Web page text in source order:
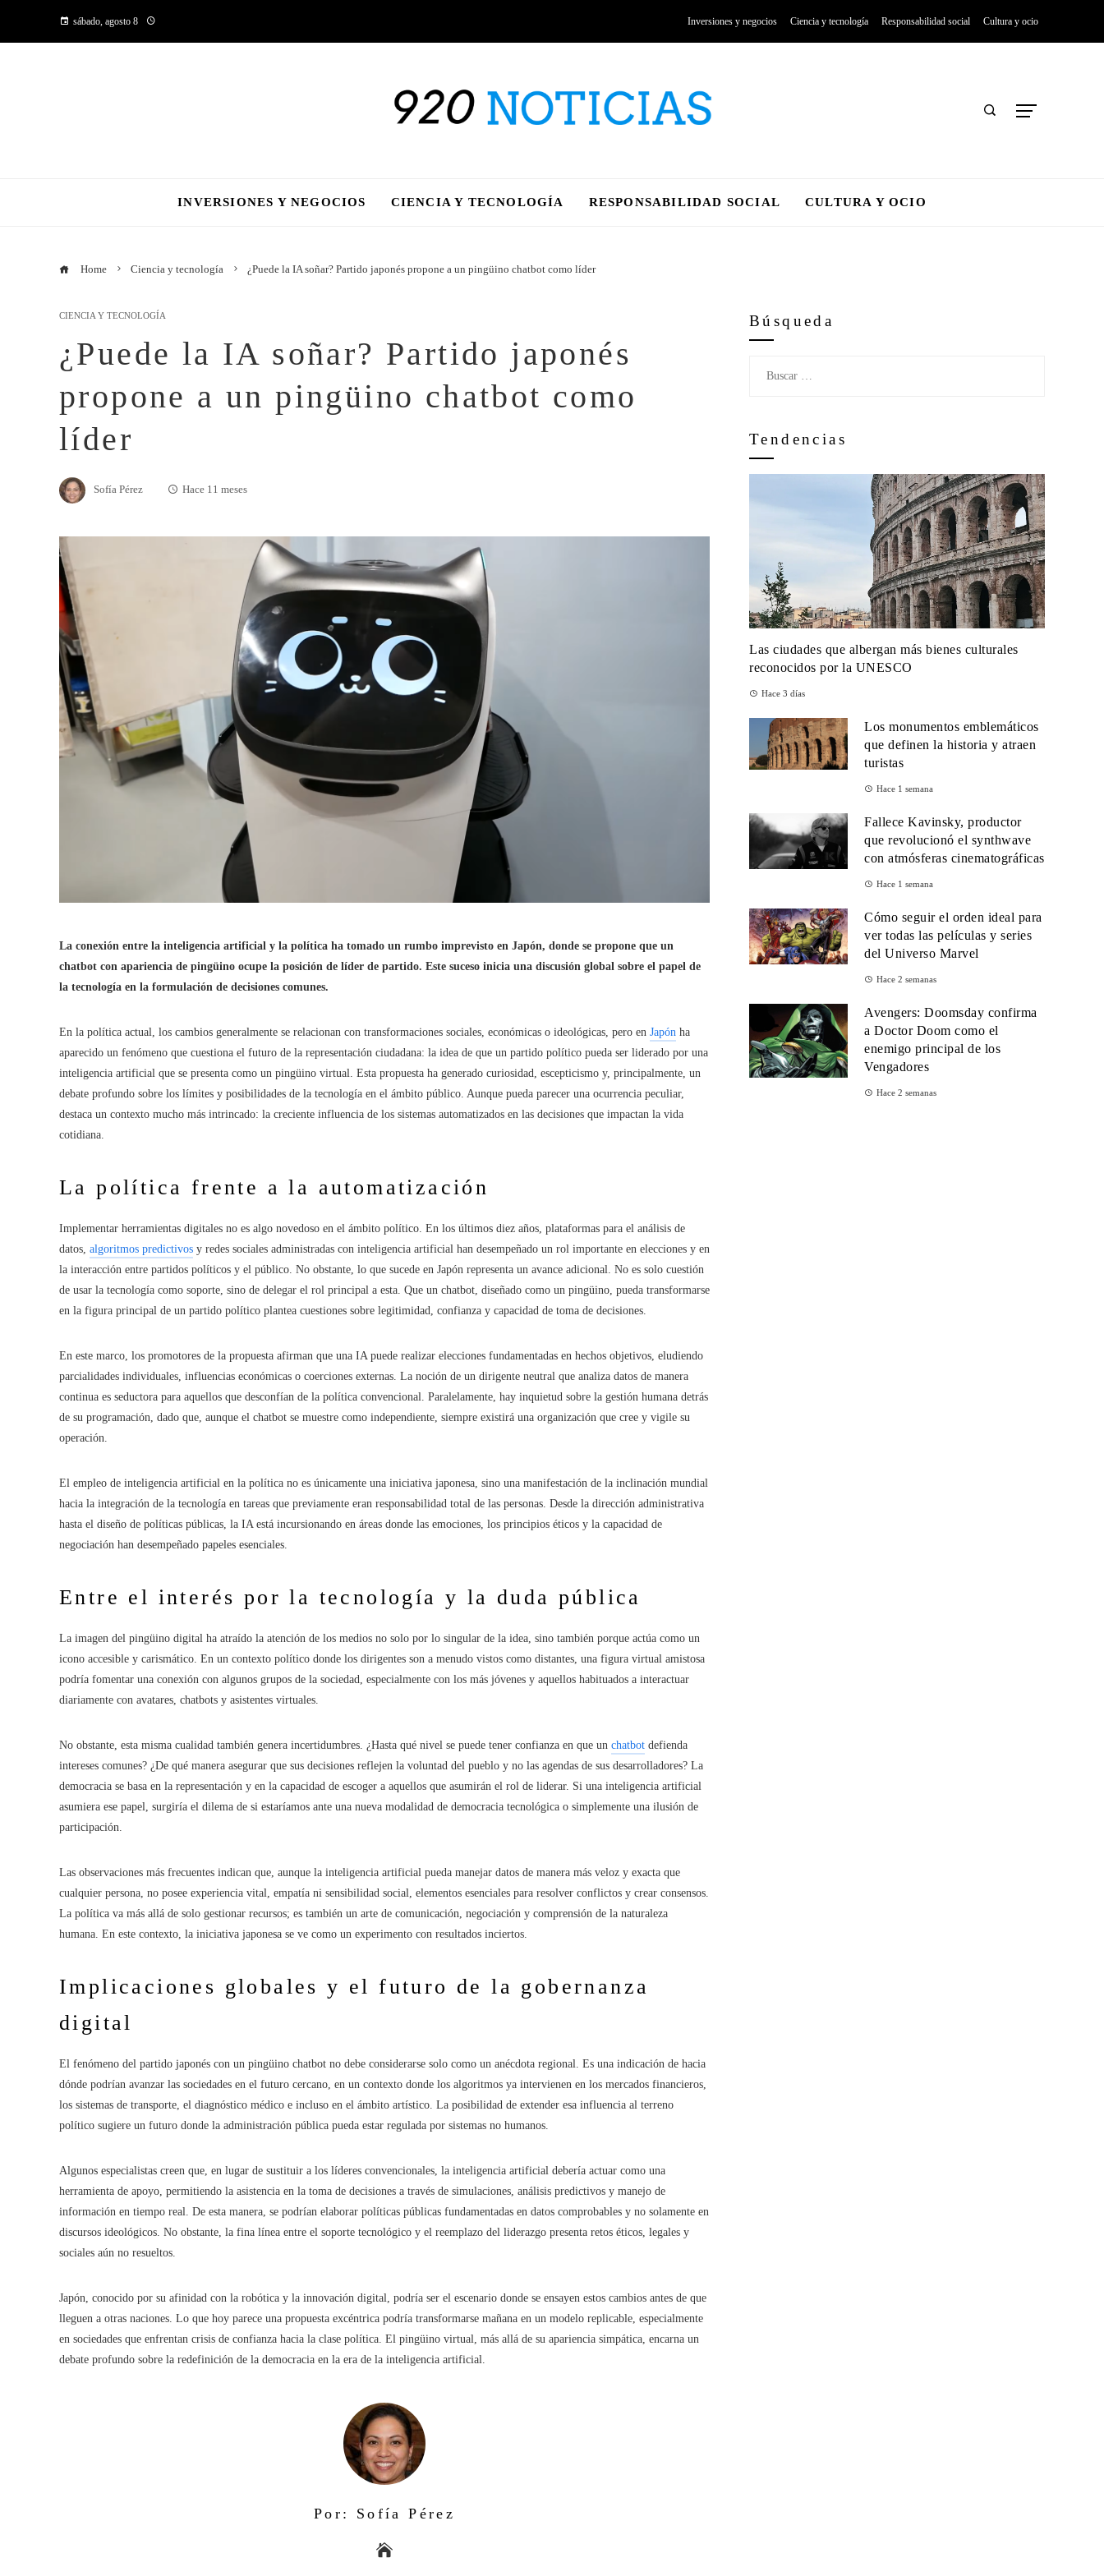
sábado, agosto 8 Inversiones y negocios Ciencia y tecnología Responsabilidad social Cultura y ocio
INVERSIONES Y NEGOCIOS CIENCIA Y TECNOLOGÍA RESPONSABILIDAD SOCIAL CULTURA Y OCIO
Home Ciencia y tecnología ¿Puede la IA soñar? Partido japonés propone a un pingüino chatbot como líder
CIENCIA Y TECNOLOGÍA
¿Puede la IA soñar? Partido japonés
propone a un pingüino chatbot como
líder
Sofía Pérez Hace 11 meses
La conexión entre la inteligencia artificial y la política ha tomado un rumbo imprevisto en Japón, donde se propone que un
chatbot con apariencia de pingüino ocupe la posición de líder de partido. Este suceso inicia una discusión global sobre el papel de
la tecnología en la formulación de decisiones comunes.
En la política actual, los cambios generalmente se relacionan con transformaciones sociales, económicas o ideológicas, pero en Japón ha
aparecido un fenómeno que cuestiona el futuro de la representación ciudadana: la idea de que un partido político pueda ser liderado por una
inteligencia artificial que se presenta como un pingüino virtual. Esta propuesta ha generado curiosidad, escepticismo y, principalmente, un
debate profundo sobre los límites y posibilidades de la tecnología en el ámbito público. Aunque pueda parecer una ocurrencia peculiar,
destaca un contexto mucho más intrincado: la creciente influencia de los sistemas automatizados en las decisiones que impactan la vida
cotidiana.
La política frente a la automatización
Implementar herramientas digitales no es algo novedoso en el ámbito político. En los últimos diez años, plataformas para el análisis de
datos, algoritmos predictivos y redes sociales administradas con inteligencia artificial han desempeñado un rol importante en elecciones y en
la interacción entre partidos políticos y el público. No obstante, lo que sucede en Japón representa un avance adicional. No es solo cuestión
de usar la tecnología como soporte, sino de delegar el rol principal a esta. Que un chatbot, diseñado como un pingüino, pueda transformarse
en la figura principal de un partido político plantea cuestiones sobre legitimidad, confianza y capacidad de toma de decisiones.
En este marco, los promotores de la propuesta afirman que una IA puede realizar elecciones fundamentadas en hechos objetivos, eludiendo
parcialidades individuales, influencias económicas o coerciones externas. La noción de un dirigente neutral que analiza datos de manera
continua es seductora para aquellos que desconfían de la política convencional. Paralelamente, hay inquietud sobre la gestión humana detrás
de su programación, dado que, aunque el chatbot se muestre como independiente, siempre existirá una organización que cree y vigile su
operación.
El empleo de inteligencia artificial en la política no es únicamente una iniciativa japonesa, sino una manifestación de la inclinación mundial
hacia la integración de la tecnología en tareas que previamente eran responsabilidad total de las personas. Desde la dirección administrativa
hasta el diseño de políticas públicas, la IA está incursionando en áreas donde las emociones, los principios éticos y la capacidad de
negociación han desempeñado papeles esenciales.
Entre el interés por la tecnología y la duda pública
La imagen del pingüino digital ha atraído la atención de los medios no solo por lo singular de la idea, sino también porque actúa como un
icono accesible y carismático. En un contexto político donde los dirigentes son a menudo vistos como distantes, una figura virtual amistosa
podría fomentar una conexión con algunos grupos de la sociedad, especialmente con los más jóvenes y aquellos habituados a interactuar
diariamente con avatares, chatbots y asistentes virtuales.
No obstante, esta misma cualidad también genera incertidumbres. ¿Hasta qué nivel se puede tener confianza en que un chatbot defienda
intereses comunes? ¿De qué manera asegurar que sus decisiones reflejen la voluntad del pueblo y no las agendas de sus desarrolladores? La
democracia se basa en la representación y en la capacidad de escoger a aquellos que asumirán el rol de liderar. Si una inteligencia artificial
asumiera ese papel, surgiría el dilema de si estaríamos ante una nueva modalidad de democracia tecnológica o simplemente una ilusión de
participación.
Las observaciones más frecuentes indican que, aunque la inteligencia artificial pueda manejar datos de manera más veloz y exacta que
cualquier persona, no posee experiencia vital, empatía ni sensibilidad social, elementos esenciales para resolver conflictos y crear consensos.
La política va más allá de solo gestionar recursos; es también un arte de comunicación, negociación y comprensión de la naturaleza
humana. En este contexto, la iniciativa japonesa se ve como un experimento con resultados inciertos.
Implicaciones globales y el futuro de la gobernanza
digital
El fenómeno del partido japonés con un pingüino chatbot no debe considerarse solo como un anécdota regional. Es una indicación de hacia
dónde podrían avanzar las sociedades en el futuro cercano, en un contexto donde los algoritmos ya intervienen en los mercados financieros,
los sistemas de transporte, el diagnóstico médico e incluso en el ámbito artístico. La posibilidad de extender esa influencia al terreno
político sugiere un futuro donde la administración pública pueda estar regulada por sistemas no humanos.
Algunos especialistas creen que, en lugar de sustituir a los líderes convencionales, la inteligencia artificial debería actuar como una
herramienta de apoyo, permitiendo la asistencia en la toma de decisiones a través de simulaciones, análisis predictivos y manejo de
información en tiempo real. De esta manera, se podrían elaborar políticas públicas fundamentadas en datos comprobables y no solamente en
discursos ideológicos. No obstante, la fina línea entre el soporte tecnológico y el reemplazo del liderazgo presenta retos éticos, legales y
sociales aún no resueltos.
Japón, conocido por su afinidad con la robótica y la innovación digital, podría ser el escenario donde se ensayen estos cambios antes de que
lleguen a otras naciones. Lo que hoy parece una propuesta excéntrica podría transformarse mañana en un modelo replicable, especialmente
en sociedades que enfrentan crisis de confianza hacia la clase política. El pingüino virtual, más allá de su apariencia simpática, encarna un
debate profundo sobre la redefinición de la democracia en la era de la inteligencia artificial.
Por: Sofía Pérez
Búsqueda
Tendencias
Las ciudades que albergan más bienes culturales
reconocidos por la UNESCO
Hace 3 días
Los monumentos emblemáticos
que definen la historia y atraen
turistas
Hace 1 semana
Fallece Kavinsky, productor
que revolucionó el synthwave
con atmósferas cinematográficas
Hace 1 semana
Cómo seguir el orden ideal para
ver todas las películas y series
del Universo Marvel
Hace 2 semanas
Avengers: Doomsday confirma
a Doctor Doom como el
enemigo principal de los
Vengadores
Hace 2 semanas